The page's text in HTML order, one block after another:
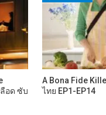
อด ซับ
A Bona Fide
ไทย EP1-EP14